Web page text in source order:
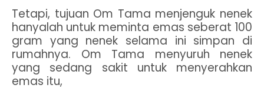
Tetapi, tujuan Om Tama menjenguk nenek
hanyalah untuk meminta emas seberat 100
gram yang nenek selama ini simpan di
rumahnya. Om Tama menyuruh nenek
yang sedang sakit untuk menyerahkan
emas itu,